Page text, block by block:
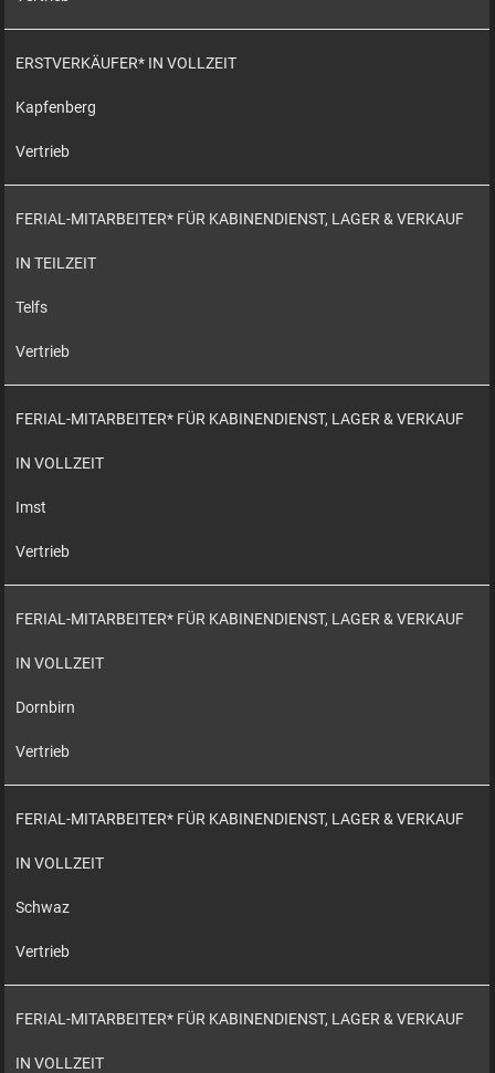
ERSTVERKÄUFER* IN VOLLZEIT
Kapfenberg
Vertrieb
FERIAL-MITARBEITER* FÜR KABINENDIENST, LAGER & VERKAUF
IN TEILZEIT
Telfs
Vertrieb
FERIAL-MITARBEITER* FÜR KABINENDIENST, LAGER & VERKAUF
IN VOLLZEIT
Imst
Vertrieb
FERIAL-MITARBEITER* FÜR KABINENDIENST, LAGER & VERKAUF
IN VOLLZEIT
Dornbirn
Vertrieb
FERIAL-MITARBEITER* FÜR KABINENDIENST, LAGER & VERKAUF
IN VOLLZEIT
Schwaz
Vertrieb
FERIAL-MITARBEITER* FÜR KABINENDIENST, LAGER & VERKAUF
IN VOLLZEIT